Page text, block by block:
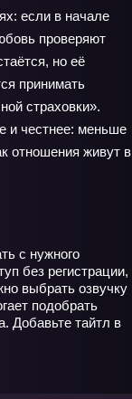
если в начале
проверяют
но её
принимать
страховки».
и честнее: меньше
отношения живут в
с нужного
без регистрации,
выбрать озвучку
подобрать
Добавьте тайтл в